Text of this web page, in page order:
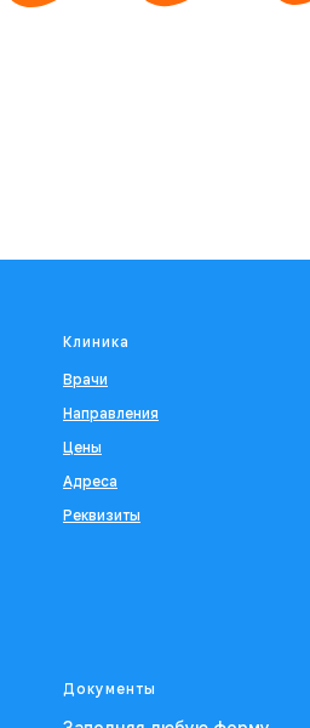
Клиника
Врачи
Направления
Цены
Адреса
Реквизиты
Документы